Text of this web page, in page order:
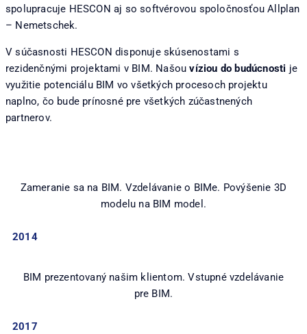
spolupracuje HESCON aj so softvérovou spoločnosťou Allplan
– Nemetschek.
V súčasnosti HESCON disponuje skúsenostami s
rezidenčnými projektami v BIM. Našouvíziou do budúcnosti je
využitie potenciálu BIM vo všetkých procesoch projektu
naplno, čo bude prínosné pre všetkých zúčastnených
partnerov.
Zameranie sa na BIM. Vzdelávanie o BIMe. Povýšenie 3D
modelu na BIM model.
2014
BIM prezentovaný našim klientom. Vstupné vzdelávanie
pre BIM.
2017